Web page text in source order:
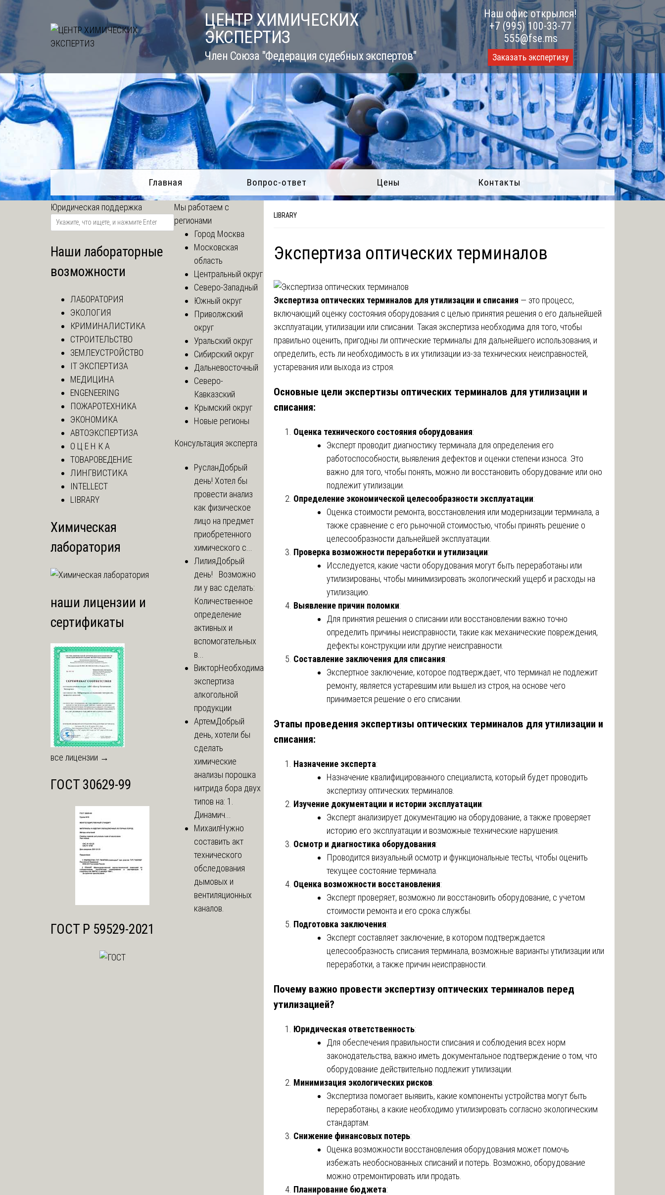
content
ЦЕНТР ХИМИЧЕСКИХ
ЭКСПЕРТИЗ
Член Союза "Федерация судебных экспертов"
Наш офис открылся!
+7 (995) 100-33-77
555@fse.ms
Заказать экспертизу
Главная Вопрос-ответ Цены Контакты
LIBRARY
Экспертиза оптических терминалов
Экспертиза оптических терминалов для утилизации и списания — это процесс,
включающий оценку состояния оборудования с целью принятия решения о его дальнейшей
эксплуатации, утилизации или списании. Такая экспертиза необходима для того, чтобы
правильно оценить, пригодны ли оптические терминалы для дальнейшего использования, и
определить, есть ли необходимость в их утилизации из-за технических неисправностей,
устаревания или выхода из строя.
Основные цели экспертизы оптических терминалов для утилизации и
списания:
Оценка технического состояния оборудования:
Эксперт проводит диагностику терминала для определения его
работоспособности, выявления дефектов и оценки степени износа. Это
важно для того, чтобы понять, можно ли восстановить оборудование или оно
подлежит утилизации.
Определение экономической целесообразности эксплуатации:
Оценка стоимости ремонта, восстановления или модернизации терминала, а
также сравнение с его рыночной стоимостью, чтобы принять решение о
целесообразности дальнейшей эксплуатации.
Проверка возможности переработки и утилизации:
Исследуется, какие части оборудования могут быть переработаны или
утилизированы, чтобы минимизировать экологический ущерб и расходы на
утилизацию.
Выявление причин поломки:
Для принятия решения о списании или восстановлении важно точно
определить причины неисправности, такие как механические повреждения,
дефекты конструкции или другие неисправности.
Составление заключения для списания:
Экспертное заключение, которое подтверждает, что терминал не подлежит
ремонту, является устаревшим или вышел из строя, на основе чего
принимается решение о его списании.
Этапы проведения экспертизы оптических терминалов для утилизации и
списания:
Назначение эксперта:
Назначение квалифицированного специалиста, который будет проводить
экспертизу оптических терминалов.
Изучение документации и истории эксплуатации:
Эксперт анализирует документацию на оборудование, а также проверяет
историю его эксплуатации и возможные технические нарушения.
Осмотр и диагностика оборудования:
Проводится визуальный осмотр и функциональные тесты, чтобы оценить
текущее состояние терминала.
Оценка возможности восстановления:
Эксперт проверяет, возможно ли восстановить оборудование, с учетом
стоимости ремонта и его срока службы.
Подготовка заключения:
Эксперт составляет заключение, в котором подтверждается
целесообразность списания терминала, возможные варианты утилизации или
переработки, а также причин неисправности.
Почему важно провести экспертизу оптических терминалов перед
утилизацией?
Юридическая ответственность:
Для обеспечения правильности списания и соблюдения всех норм
законодательства, важно иметь документальное подтверждение о том, что
оборудование действительно подлежит утилизации.
Минимизация экологических рисков:
Экспертиза помогает выявить, какие компоненты устройства могут быть
переработаны, а какие необходимо утилизировать согласно экологическим
стандартам.
Снижение финансовых потерь:
Оценка возможности восстановления оборудования может помочь
избежать необоснованных списаний и потерь. Возможно, оборудование
можно отремонтировать или продать.
Планирование бюджета:
Юридическая поддержка
Наши лабораторные
возможности
ЛАБОРАТОРИЯ
ЭКОЛОГИЯ
КРИМИНАЛИСТИКА
СТРОИТЕЛЬСТВО
ЗЕМЛЕУСТРОЙСТВО
IT ЭКСПЕРТИЗА
МЕДИЦИНА
ENGENEERING
ПОЖАРОТЕХНИКА
ЭКОНОМИКА
АВТОЭКСПЕРТИЗА
О Ц Е Н К А
ТОВАРОВЕДЕНИЕ
ЛИНГВИСТИКА
INTELLECT
LIBRARY
Химическая
лаборатория
наши лицензии и
сертификаты
все лицензии →
ГОСТ 30629-99
ГОСТ Р 59529-2021
Мы работаем с
регионами
Город Москва
Московская
область
Центральный округ
Северо-Западный
Южный округ
Приволжский
округ
Уральский округ
Сибирский округ
Дальневосточный
Северо-
Кавказский
Крымский округ
Новые регионы
Консультация эксперта
РусланДобрый
день! Хотел бы
провести анализ
как физическое
лицо на предмет
приобретенного
химического с...
ЛилияДобрый
день! Возможно
ли у вас сделать:
Количественное
определение
активных и
вспомогательных
в...
ВикторНеобходима
экспертиза
алкогольной
продукции
АртемДобрый
день, хотели бы
сделать
химические
анализы порошка
нитрида бора двух
типов на: 1.
Динамич...
МихаилНужно
составить акт
технического
обследования
дымовых и
вентиляционных
каналов.